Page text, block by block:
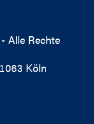
Alle Rechte
Köln